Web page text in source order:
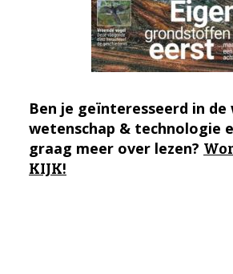
Ben je geïnteresseerd in de
wetenschap & technologie
graag meer over lezen?
KIJK!